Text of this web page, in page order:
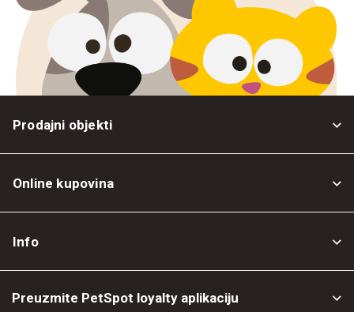
Prodajni objekti
Online kupovina
Info
Preuzmite PetSpot loyalty aplikaciju